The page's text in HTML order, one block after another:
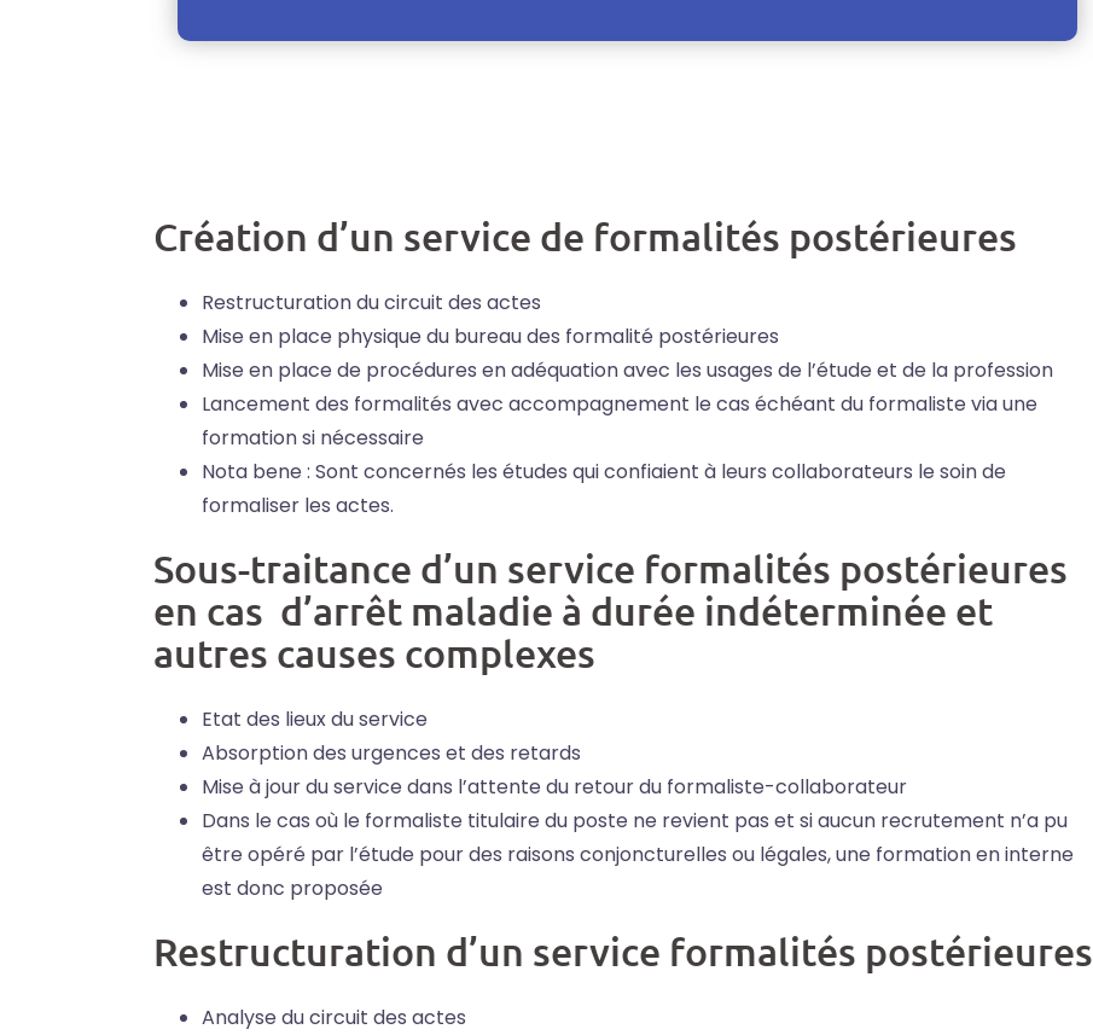
Création d’un service de formalités postérieures
Restructuration du circuit des actes
Mise en place physique du bureau des formalité postérieures
Mise en place de procédures en adéquation avec les usages de l’étude et de la profession
Lancement des formalités avec accompagnement le cas échéant du formaliste via une
formation si nécessaire
Nota bene : Sont concernés les études qui confiaient à leurs collaborateurs le soin de
formaliser les actes.
Sous-traitance d’un service formalités postérieures
en cas d’arrêt maladie à durée indéterminée et
autres causes complexes
Etat des lieux du service
Absorption des urgences et des retards
Mise à jour du service dans l’attente du retour du formaliste-collaborateur
Dans le cas où le formaliste titulaire du poste ne revient pas et si aucun recrutement n’a pu
être opéré par l’étude pour des raisons conjoncturelles ou légales, une formation en interne
est donc proposée
Restructuration d’un service formalités postérieures
Analyse du circuit des actes